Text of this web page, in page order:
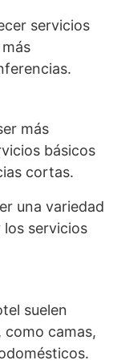
servicios
más
básicos
cortas.
una variedad
servicios
suelen
como camas,